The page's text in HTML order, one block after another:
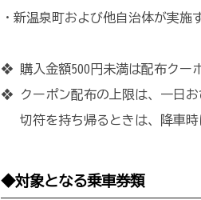
・新温泉町および他自治体が実施
❖ 購入金額500円未満は配布クー
❖ クーポン配布の上限は、一日お
切符を持ち帰るときは、降車時
◆対象となる乗車券類